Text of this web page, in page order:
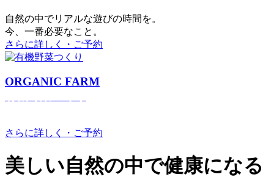
⾃然の中でリアルな遊びの時間を。
今、⼀番必要なこと。
さらに詳しく・ご予約
ORGANIC FARM
さらに詳しく・ご予約
美しい⾃然の中で健康になる